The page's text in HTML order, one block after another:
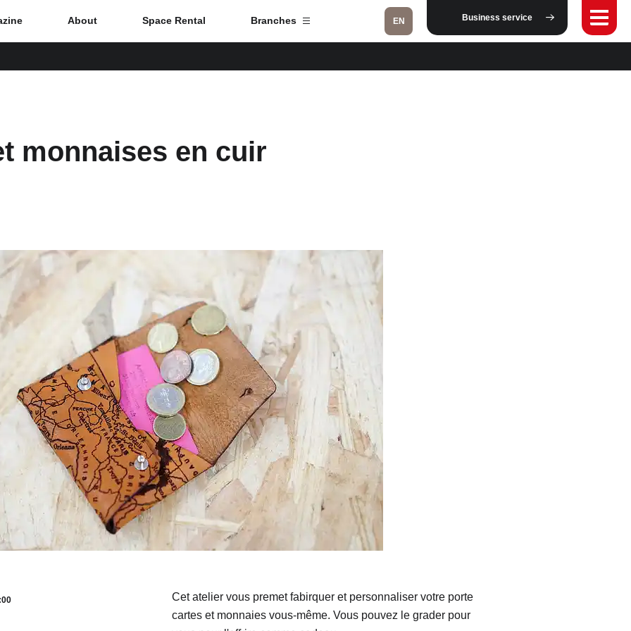
Branch List
Nagoya
Osaka
Fuji
Chiba
Toulouse
Strasbourg
Mexico City
About Space Rental Branches EN Business service
monnaises en cuir
Cet atelier vous premet fabirquer et personnaliser votre porte
cartes et monnaies vous-même. Vous pouvez le grader pour